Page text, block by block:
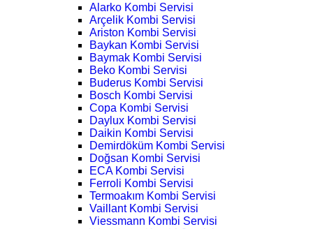
Alarko Kombi Servisi
Arçelik Kombi Servisi
Ariston Kombi Servisi
Baykan Kombi Servisi
Baymak Kombi Servisi
Beko Kombi Servisi
Buderus Kombi Servisi
Bosch Kombi Servisi
Copa Kombi Servisi
Daylux Kombi Servisi
Daikin Kombi Servisi
Demirdöküm Kombi Servisi
Doğsan Kombi Servisi
ECA Kombi Servisi
Ferroli Kombi Servisi
Termoakım Kombi Servisi
Vaillant Kombi Servisi
Viessmann Kombi Servisi